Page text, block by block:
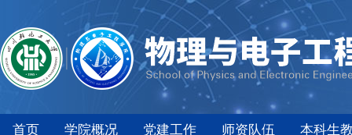
首页 学院概况 党建工作 师资队伍 本科生